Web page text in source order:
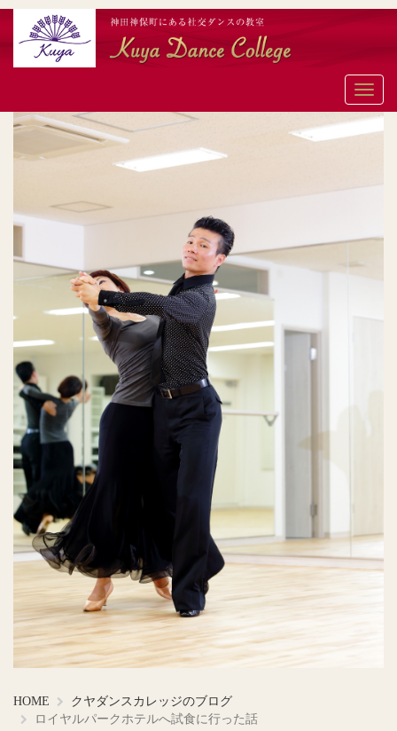
メ
ニ
HOME
クヤダンスカレッジのブログ
ロイヤルパークホテルへ試食に行った話